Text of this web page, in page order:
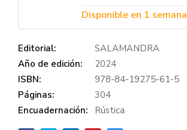
Disponible en 1 semana
Editorial:
SALAMANDRA
Año de edición:
2024
ISBN:
978-84-19275-61-5
Páginas:
304
Encuadernación:
Rústica